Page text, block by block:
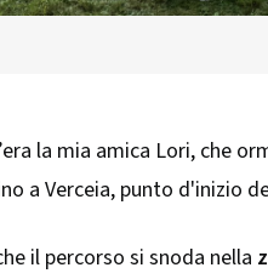
la mia amica Lori, che
a Verceia, punto d'inizio
il percorso si snoda nella